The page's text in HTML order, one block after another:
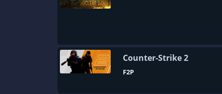
Counter-Strike 2
F2P